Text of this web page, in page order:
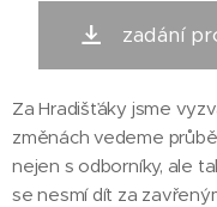
zadání
Za Hradišťáky jsme
změnách vedeme
nejen s odborníky, ale
se nesmí dít za